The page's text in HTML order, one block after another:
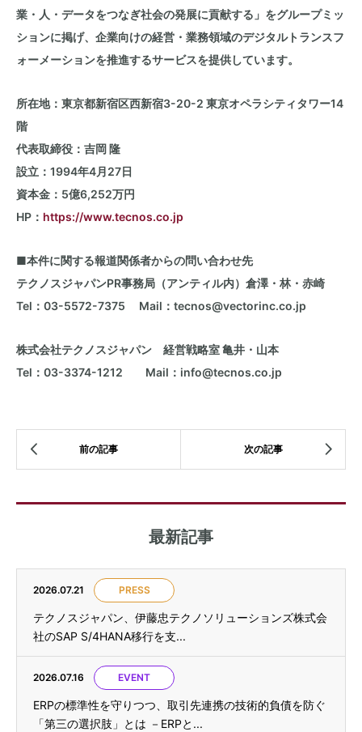
業・人・データをつなぎ社会の発展に貢献する」をグループミッ
ションに掲げ、企業向けの経営・業務領域のデジタルトランスフ
ォーメーションを推進するサービスを提供しています。
所在地：東京都新宿区西新宿3-20-2 東京オペラシティタワー14
階
代表取締役：吉岡 隆
設立： 1994年4月27日
資本金： 5億6,252万円
HP： https://www.tecnos.co.jp
■本件に関する報道関係者からの問い合わせ先
テクノスジャパンPR事務局（アンティル内）倉澤・林・赤崎
Tel： 03-5572-7375 Mail ： tecnos@vectorinc.co.jp
株式会社テクノスジャパン 経営戦略室 亀井・山本
Tel： 03-3374-1212 Mail ： info@tecnos.co.jp
最新記事
2026.07.21 PRESS
テクノスジャパン、伊藤忠テクノソリューションズ株式会
社のSAP S/4HANA移行を支...
2026.07.16 EVENT
ERPの標準性を守りつつ、取引先連携の技術的負債を防ぐ
「第三の選択肢」とは －ERPと...